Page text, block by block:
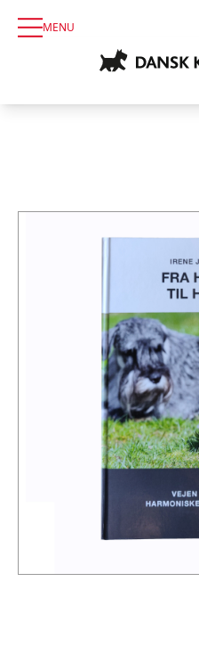
MENU